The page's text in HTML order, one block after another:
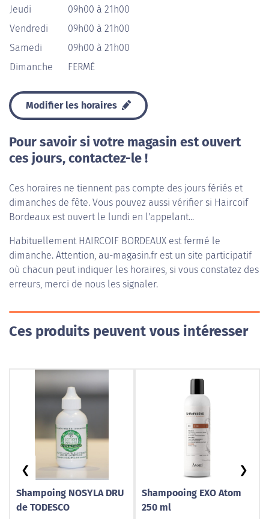
Jeudi
09h00 à 21h00
Vendredi
09h00 à 21h00
Samedi
09h00 à 21h00
Dimanche
FERMÉ
Modifier les horaires
Pour savoir si votre magasin est ouvert
ces jours, contactez-le !
Ces horaires ne tiennent pas compte des jours fériés et
dimanches de fête. Vous pouvez aussi vérifier si Haircoif
Bordeaux est ouvert le lundi en l'appelant...
Habituellement HAIRCOIF BORDEAUX est fermé le
dimanche. Attention, au-magasin.fr est un site participatif
où chacun peut indiquer les horaires, si vous constatez des
erreurs, merci de nous les signaler.
Ces produits peuvent vous intéresser
Shampoing NOSYLA DRU
de TODESCO
Shampooing EXO Atom
250 ml
❮ ❯